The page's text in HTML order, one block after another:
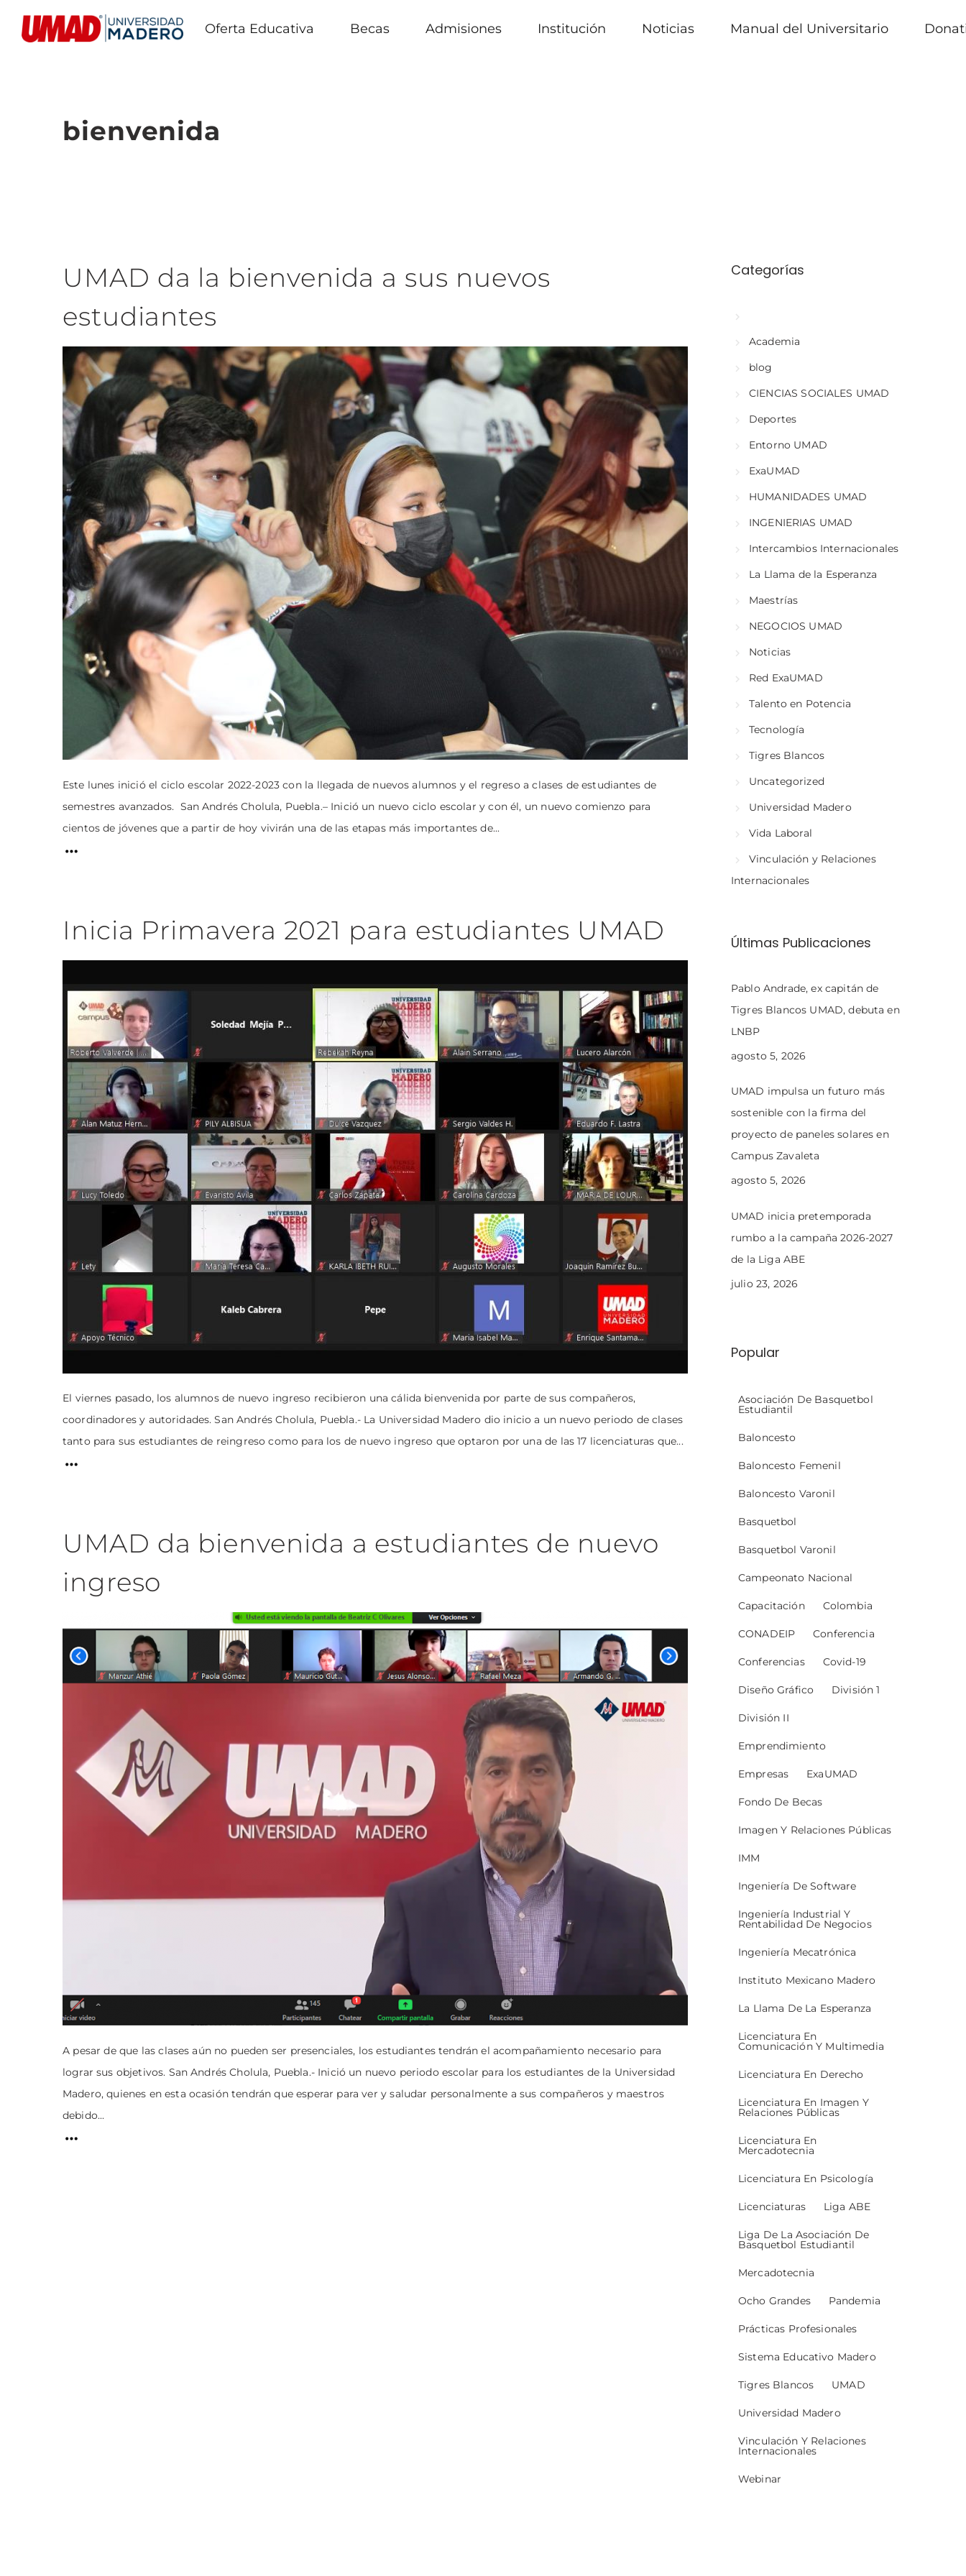
Oferta Educativa Becas Admisiones Institución Noticias Manual del Universitario
bienvenida
UMAD da la bienvenida a sus nuevos
estudiantes
Este lunes inició el ciclo escolar 2022-2023 con la llegada de nuevos alumnos y el regreso a clases de estudiantes de
semestres avanzados. San Andrés Cholula, Puebla.– Inició un nuevo ciclo escolar y con él, un nuevo comienzo para
cientos de jóvenes que a partir de hoy vivirán una de las etapas más importantes de...
Inicia Primavera 2021 para estudiantes UMAD
El viernes pasado, los alumnos de nuevo ingreso recibieron una cálida bienvenida por parte de sus compañeros,
coordinadores y autoridades. San Andrés Cholula, Puebla.- La Universidad Madero dio inicio a un nuevo periodo de clases
tanto para sus estudiantes de reingreso como para los de nuevo ingreso que optaron por una de las 17 licenciaturas que...
UMAD da bienvenida a estudiantes de nuevo
ingreso
A pesar de que las clases aún no pueden ser presenciales, los estudiantes tendrán el acompañamiento necesario para
lograr sus objetivos. San Andrés Cholula, Puebla.- Inició un nuevo periodo escolar para los estudiantes de la Universidad
Madero, quienes en esta ocasión tendrán que esperar para ver y saludar personalmente a sus compañeros y maestros
debido...
Categorías
Academia
blog
CIENCIAS SOCIALES UMAD
Deportes
Entorno UMAD
ExaUMAD
HUMANIDADES UMAD
INGENIERIAS UMAD
Intercambios Internacionales
La Llama de la Esperanza
Maestrías
NEGOCIOS UMAD
Noticias
Red ExaUMAD
Talento en Potencia
Tecnología
Tigres Blancos
Uncategorized
Universidad Madero
Vida Laboral
Vinculación y Relaciones
Internacionales
Últimas Publicaciones
Pablo Andrade, ex capitán de
Tigres Blancos UMAD, debuta en
LNBP
agosto 5, 2026
UMAD impulsa un futuro más
sostenible con la firma del
proyecto de paneles solares en
Campus Zavaleta
agosto 5, 2026
UMAD inicia pretemporada
rumbo a la campaña 2026-2027
de la Liga ABE
julio 23, 2026
Popular
Asociación De Basquetbol
Estudiantil
Baloncesto
Baloncesto Femenil
Baloncesto Varonil
Basquetbol
Basquetbol Varonil
Campeonato Nacional
Capacitación Colombia
CONADEIP Conferencia
Conferencias Covid-19
Diseño Gráfico División 1
División II
Emprendimiento
Empresas ExaUMAD
Fondo De Becas
Imagen Y Relaciones Públicas
IMM
Ingeniería De Software
Ingeniería Industrial Y
Rentabilidad De Negocios
Ingeniería Mecatrónica
Instituto Mexicano Madero
La Llama De La Esperanza
Licenciatura En
Comunicación Y Multimedia
Licenciatura En Derecho
Licenciatura En Imagen Y
Relaciones Públicas
Licenciatura En
Mercadotecnia
Licenciatura En Psicología
Licenciaturas Liga ABE
Liga De La Asociación De
Basquetbol Estudiantil
Mercadotecnia
Ocho Grandes Pandemia
Prácticas Profesionales
Sistema Educativo Madero
Tigres Blancos UMAD
Universidad Madero
Vinculación Y Relaciones
Internacionales
Webinar